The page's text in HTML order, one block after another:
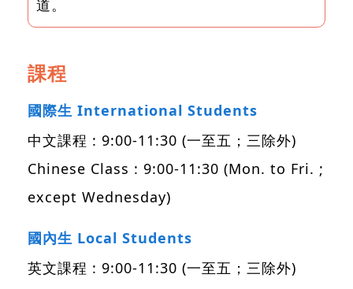
道。
課程
國際生 International Students
中文課程 : 9:00-11:30 (一至五；三除外)
Chinese Class : 9:00-11:30 (Mon. to Fri. ;
except Wednesday)
國內生 Local Students
英文課程 : 9:00-11:30 (一至五；三除外)